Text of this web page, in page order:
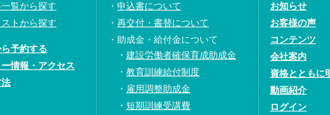
覧から探す
トから探す
ら予約する
情報・アクセス
申込書について
再交付・書替について
助成金・給付金について
建設労働者確保育成助成金
教育訓練給付制度
雇用調整助成金
短期訓練受講費
お知らせ
お客様の声
コンテンツ
会社案内
資格とともに
動画紹介
ログイン